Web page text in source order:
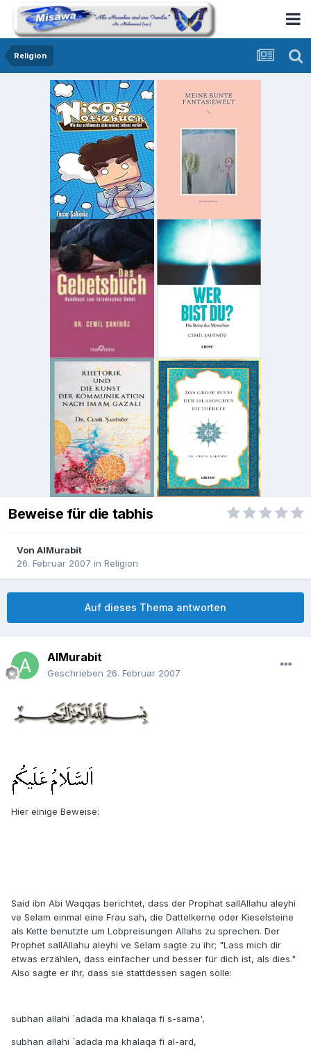
Religion
Beweise für die tabhis
Von AlMurabit
26. Februar 2007 in Religion
Auf dieses Thema antworten
AlMurabit
Geschrieben 26. Februar 2007
Hier einige Beweise:
Said ibn Abi Waqqas berichtet, dass der Prophat sallAllahu aleyhi
ve Selam einmal eine Frau sah, die Dattelkerne oder Kieselsteine
als Kette benutzte um Lobpreisungen Allahs zu sprechen. Der
Prophet sallAllahu aleyhi ve Selam sagte zu ihr; "Lass mich dir
etwas erzählen, dass einfacher und besser für dich ist, als dies."
Also sagte er ihr, dass sie stattdessen sagen solle:
subhan allahi `adada ma khalaqa fi s-sama',
subhan allahi `adada ma khalaqa fi al-ard,